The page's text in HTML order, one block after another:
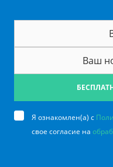
Я ознакомлен(а) с
свое согласие на